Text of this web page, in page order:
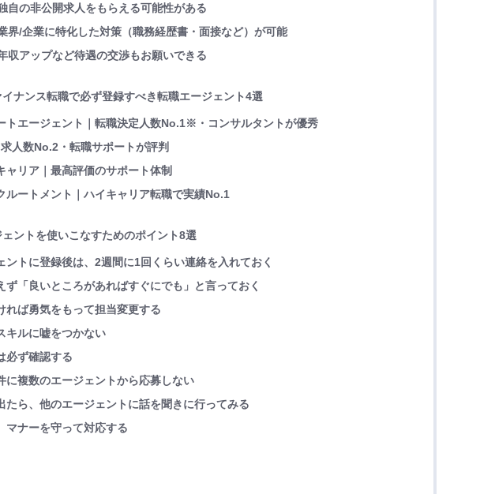
自の非公開求人をもらえる可能性がある
界/企業に特化した対策（職務経歴書・面接など）が可能
収アップなど待遇の交渉もお願いできる
ナンス転職で必ず登録すべき転職エージェント4選
トエージェント｜転職決定人数No.1※・コンサルタントが優秀
人数No.2・転職サポートが評判
ャリア｜最高評価のサポート体制
ルートメント｜ハイキャリア転職で実績No.1
ントを使いこなすためのポイント8選
ントに登録後は、2週間に1回くらい連絡を入れておく
ず「良いところがあればすぐにでも」と言っておく
れば勇気をもって担当変更する
キルに嘘をつかない
必ず確認する
に複数のエージェントから応募しない
たら、他のエージェントに話を聞きに行ってみる
マナーを守って対応する